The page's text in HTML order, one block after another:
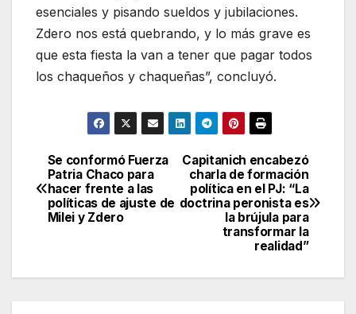
esenciales y pisando sueldos y jubilaciones.
Zdero nos está quebrando, y lo más grave es
que esta fiesta la van a tener que pagar todos
los chaqueños y chaqueñas”, concluyó.
Navegación
de
entradas
Capitanich encabezó
charla de formación
política en el PJ: “La
doctrina peronista es
la brújula para
transformar la
realidad”
Se conformó Fuerza
Patria Chaco para
hacer frente a las
políticas de ajuste de
Milei y Zdero